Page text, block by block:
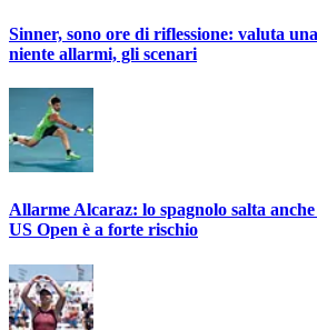
Sinner, sono ore di riflessione: valuta
niente allarmi, gli scenari
Allarme Alcaraz: lo spagnolo salta
US Open è a forte rischio